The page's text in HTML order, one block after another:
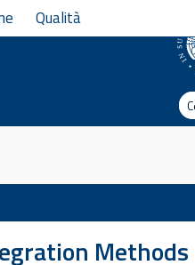
Cerca
Qualità
Methods